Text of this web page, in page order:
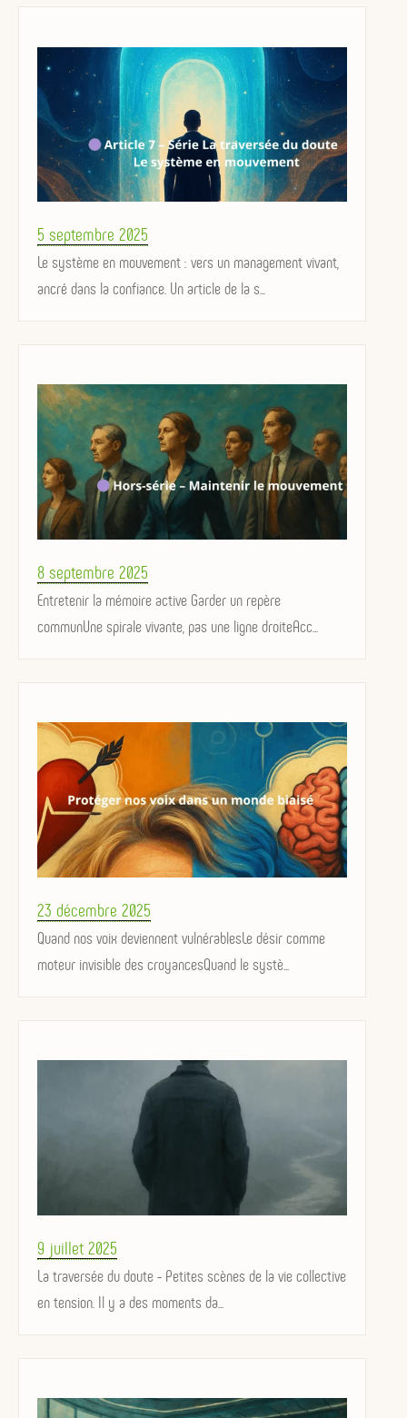
Posted
on
5 septembre 2025
Le système en mouvement : vers un management vivant,
ancré dans la confiance. Un article de la s...
Posted
on
8 septembre 2025
Entretenir la mémoire active Garder un repère
communUne spirale vivante, pas une ligne droiteAcc...
Posted
on
23 décembre 2025
Quand nos voix deviennent vulnérablesLe désir comme
moteur invisible des croyancesQuand le systè...
Posted
on
9 juillet 2025
La traversée du doute - Petites scènes de la vie collective
en tension. Il y a des moments da...